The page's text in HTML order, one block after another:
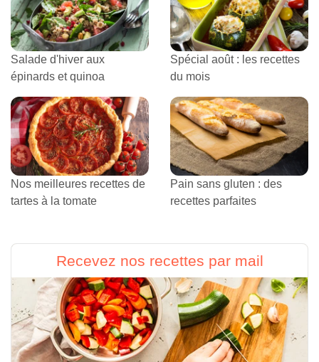
Salade d'hiver aux
épinards et quinoa
Spécial août : les recettes
du mois
Nos meilleures recettes de
tartes à la tomate
Pain sans gluten : des
recettes parfaites
Recevez nos recettes par mail